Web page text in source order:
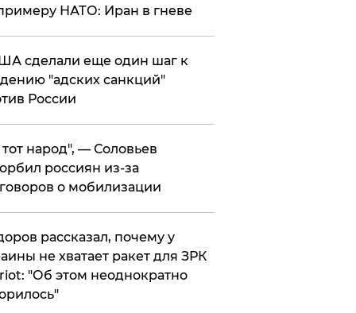
НАТО: Иран в гневе
сделали еще один шаг к
"адских санкций"
России
народ", — Соловьев
россиян из-за
о мобилизации
рассказал, почему у
не хватает ракет для ЗРК
"Об этом неоднократно